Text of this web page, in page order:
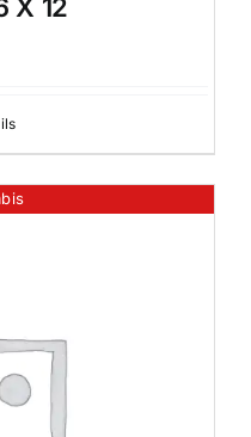
X 12